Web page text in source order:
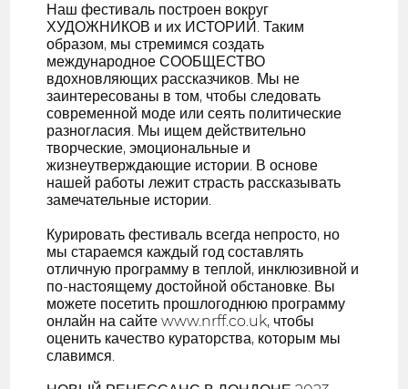
Наш фестиваль построен вокруг
ХУДОЖНИКОВ и их ИСТОРИЙ. Таким
образом, мы стремимся создать
международное СООБЩЕСТВО
вдохновляющих рассказчиков. Мы не
заинтересованы в том, чтобы следовать
современной моде или сеять политические
разногласия. Мы ищем действительно
творческие, эмоциональные и
жизнеутверждающие истории. В основе
нашей работы лежит страсть рассказывать
замечательные истории.
Курировать фестиваль всегда непросто, но
мы стараемся каждый год составлять
отличную программу в теплой, инклюзивной и
по-настоящему достойной обстановке. Вы
можете посетить прошлогоднюю программу
онлайн на сайте www.nrff.co.uk, чтобы
оценить качество кураторства, которым мы
славимся.